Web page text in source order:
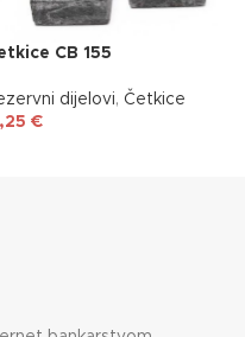
CB 155
dijelovi, Četkice
€